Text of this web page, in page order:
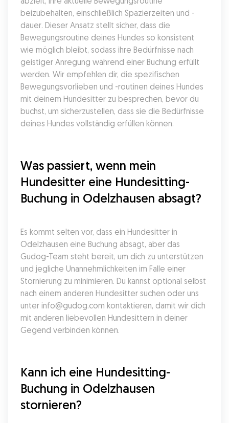
beizubehalten, einschließlich Spazierzeiten und -
dauer. Dieser Ansatz stellt sicher, dass die
Bewegungsroutine deines Hundes so konsistent
wie möglich bleibt, sodass ihre Bedürfnisse nach
geistiger Anregung während einer Buchung erfüllt
werden. Wir empfehlen dir, die spezifischen
Bewegungsvorlieben und -routinen deines Hundes
mit deinem Hundesitter zu besprechen, bevor du
buchst, um sicherzustellen, dass sie die Bedürfnisse
deines Hundes vollständig erfüllen können.
Was passiert, wenn mein
Hundesitter eine Hundesitting-
Buchung in Odelzhausen absagt?
Es kommt selten vor, dass ein Hundesitter in
Odelzhausen eine Buchung absagt, aber das
Gudog-Team steht bereit, um dich zu unterstützen
und jegliche Unannehmlichkeiten im Falle einer
Stornierung zu minimieren. Du kannst optional selbst
nach einem anderen Hundesitter suchen oder uns
unter info@gudog.com kontaktieren, damit wir dich
mit anderen liebevollen Hundesittern in deiner
Gegend verbinden können.
Kann ich eine Hundesitting-
Buchung in Odelzhausen
stornieren?